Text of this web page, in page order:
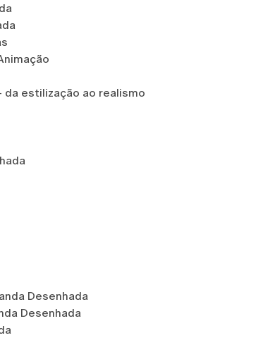
da estilização ao realismo
Desenhada
Desenhada